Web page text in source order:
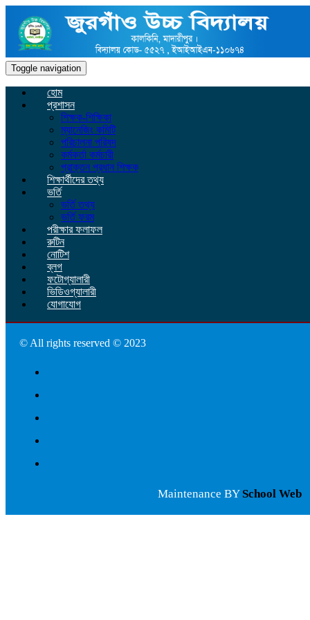
Toggle navigation
হোম
প্রশাসন
শিক্ষক-শিক্ষিকা
ম্যানেজিং কমিটি
পরিচালনা পরিষদ
কর্মকর্তা কর্মচারী
প্রাক্তন প্রধান শিক্ষক
শিক্ষার্থীদের তথ্য
ভর্তি
ভর্তি তথ্য
ভর্তি ফরম
পরীক্ষার ফলাফল
রুটিন
নোটিশ
ব্লগ
ফটোগ্যালারী
ভিডিওগ্যালারী
যোগাযোগ
© All rights reserved © 2023
Maintenance BY School Web